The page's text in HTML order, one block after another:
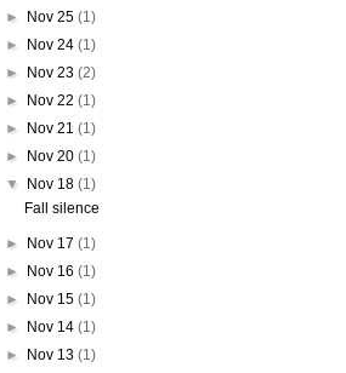
►
Nov 25(1)
►
Nov 24(1)
►
Nov 23(2)
►
Nov 22(1)
►
Nov 21(1)
►
Nov 20(1)
▼
Nov 18(1)
Fall silence
► Nov 17(1)
►
Nov 16(1)
►
Nov 15(1)
►
Nov 14(1)
►
Nov 13(1)